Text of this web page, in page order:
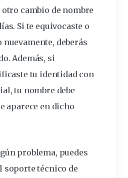
cambio de nombre
Si te equivocaste o
deberás
Además, si
tu identidad con
, tu nombre debe
aparece en dicho
problema, puedes
soporte técnico de